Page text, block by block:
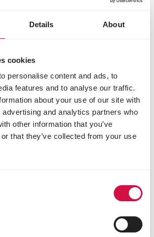
Details About
cookies
personalise content and ads, to
features and to analyse our traffic.
about your use of our site with
and analytics partners who
other information that you’ve
that they’ve collected from your use
14%
erwten 5,5%
1%